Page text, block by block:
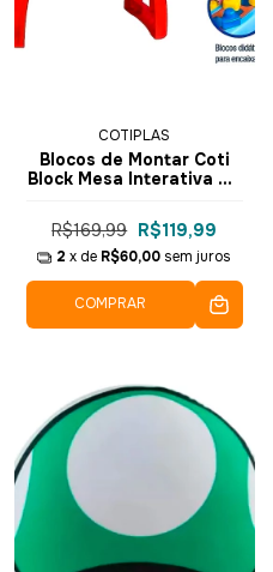
COTIPLAS
Blocos de Montar Coti
Block Mesa Interativa 40
R$169,99 R$119,99
2 x de R$60,00 sem juros
COMPRAR